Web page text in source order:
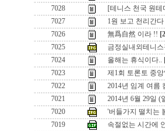
7028
[테니스 천국 원
7027
1원 보고 천리간
7026
無爲自然 이라 !!
7025
금정실내외테니
7024
올해는 휴식이다..
7023
제1회 토론토 중
7022
2014년 임계 여름
7021
2014년 6월 29일
7020
'버들가지 떨치는
7019
속절없는 시간에